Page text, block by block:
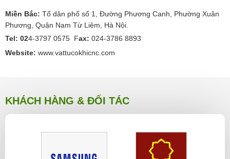
Miền Bắc: Tổ dân phố số 1, Đường Phương Canh, Phường Xuân
Phương, Quận Nam Từ Liêm, Hà Nội.
Tel: 024-3797 0575 Fax: 024-3786 8893
Website: www.vattucokhicnc.com
KHÁCH HÀNG & ĐỐI TÁC